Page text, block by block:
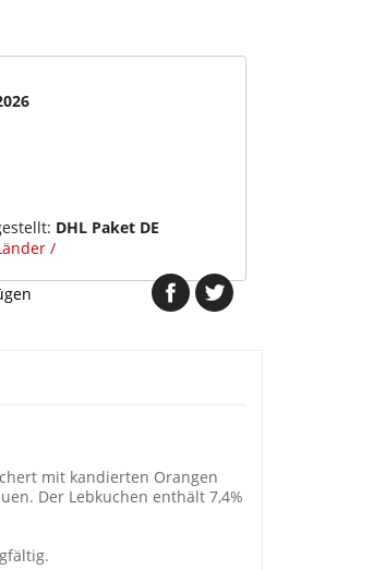
DHL Paket DE
/
mit kandierten Orangen
Der Lebkuchen enthält 7,4%